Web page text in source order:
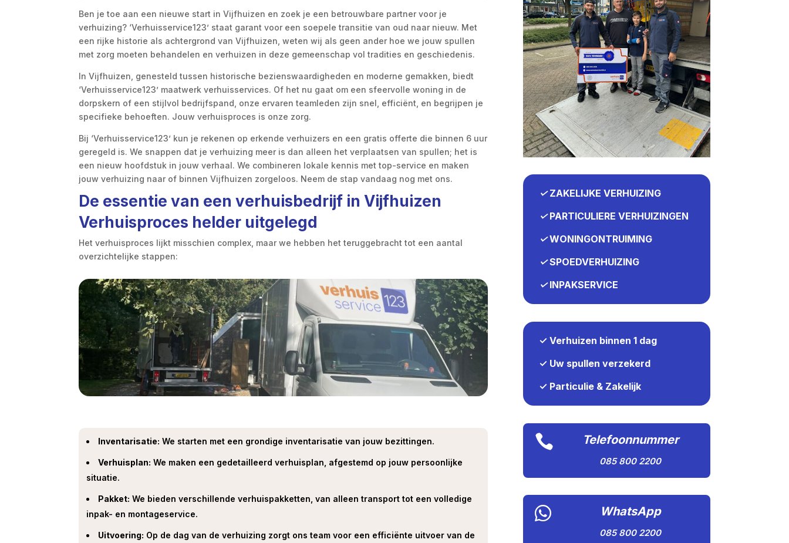
Ben je toe aan een nieuwe start in Vijfhuizen en zoek je een betrouwbare partner voor je
verhuizing? ‘Verhuisservice123’ staat garant voor een soepele transitie van oud naar nieuw. Met
een rijke historie als achtergrond van Vijfhuizen, weten wij als geen ander hoe we jouw spullen
met zorg moeten behandelen en verhuizen in deze gemeenschap vol tradities en geschiedenis.
In Vijfhuizen, genesteld tussen historische bezienswaardigheden en moderne gemakken, biedt
‘Verhuisservice123’ maatwerk verhuisservices. Of het nu gaat om een sfeervolle woning in de
dorpskern of een stijlvol bedrijfspand, onze ervaren teamleden zijn snel, efficiënt, en begrijpen je
specifieke behoeften. Jouw verhuisproces is onze zorg.
Bij ‘Verhuisservice123’ kun je rekenen op erkende verhuizers en een gratis offerte die binnen 6 uur
geregeld is. We snappen dat je verhuizing meer is dan alleen het verplaatsen van spullen; het is
een nieuw hoofdstuk in jouw verhaal. We combineren lokale kennis met top-service en maken
jouw verhuizing naar of binnen Vijfhuizen zorgeloos. Neem de stap vandaag nog met ons.
De essentie van een verhuisbedrijf in Vijfhuizen
Verhuisproces helder uitgelegd
Het verhuisproces lijkt misschien complex, maar we hebben het teruggebracht tot een aantal
overzichtelijke stappen:
Inventarisatie: We starten met een grondige inventarisatie van jouw bezittingen.
Verhuisplan: We maken een gedetailleerd verhuisplan, afgestemd op jouw persoonlijke
situatie.
Pakket: We bieden verschillende verhuispakketten, van alleen transport tot een volledige
inpak- en montageservice.
Uitvoering: Op de dag van de verhuizing zorgt ons team voor een efficiënte uitvoer van de
✓ZAKELIJKE VERHUIZING
✓PARTICULIERE VERHUIZINGEN
✓WONINGONTRUIMING
✓SPOEDVERHUIZING
✓INPAKSERVICE
✓ Verhuizen binnen 1 dag
✓ Uw spullen verzekerd
✓ Particulie & Zakelijk
 Telefoonnummer
085 800 2200
 WhatsApp
085 800 2200